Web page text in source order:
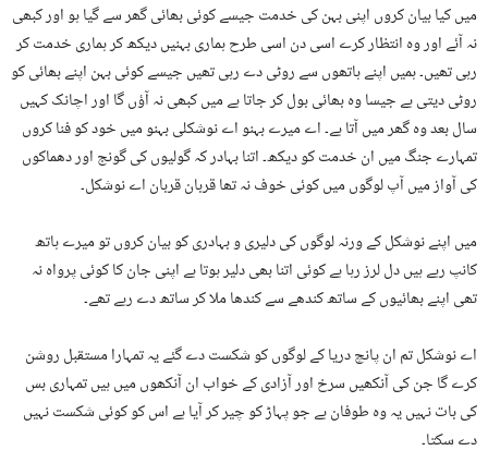
میں کیا بیان کروں اپنی بہن کی خدمت جیسے کوئی بھائی گھر سے گیا ہو اور کبھی
نہ آئے اور وہ انتظار کرے اسی دن اسی طرح ہماری بہنیں دیکھ کر ہماری خدمت کر
رہی تھیں۔ ہمیں اپنے ہاتھوں سے روٹی دے رہی تھیں جیسے کوئی بہن اپنے بھائی کو
روٹی دیتی ہے جیسا وہ بھائی بول کر جاتا ہے میں کبھی نہ آؤں گا اور اچانک کہیں
سال بعد وہ گھر میں آتا ہے۔ اے میرے بہنو اے نوشکلی بہنو میں خود کو فنا کروں
تمہارے جنگ میں ان خدمت کو دیکھ۔ اتنا بہادر کہ گولیوں کی گونج اور دھماکوں
کی آواز میں آپ لوگوں میں کوئی خوف نہ تھا قربان قربان اے نوشکل۔
میں اپنے نوشکل کے ورنہ لوگوں کی دلیری و بہادری کو بیان کروں تو میرے ہاتھ
کانپ رہے ہیں دل لرز رہا ہے کوئی اتنا بھی دلیر ہوتا ہے اپنی جان کا کوئی پرواہ نہ
تھی اپنے بھائیوں کے ساتھ کندھے سے کندھا ملا کر ساتھ دے رہے تھے۔
اے نوشکل تم ان پانچ دریا کے لوگوں کو شکست دے گئے یہ تمہارا مستقبل روشن
کرے گا جن کی آنکھیں سرخ اور آزادی کے خواب ان آنکھوں میں ہیں تمہاری بس
کی بات نہیں یہ وہ طوفان ہے جو پہاڑ کو چیر کر آیا ہے اس کو کوئی شکست نہیں
دے سکتا۔